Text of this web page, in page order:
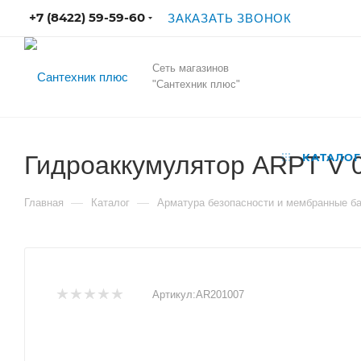
+7 (8422) 59-59-60 ЗАКАЗАТЬ ЗВОНОК
Сеть магазинов
"Сантехник плюс"
КАТАЛОГ
Гидроаккумулятор ARPT V
Главная — Каталог — Арматура безопасности и мембранные
Артикул:AR201007